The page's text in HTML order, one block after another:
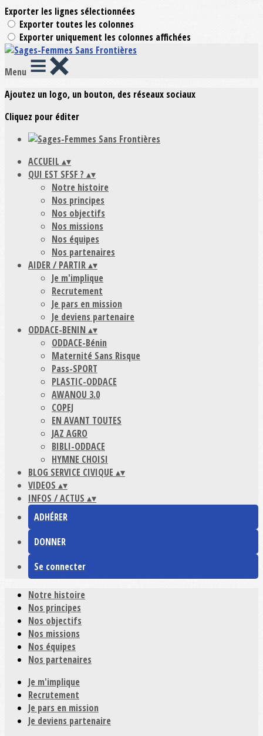
Exporter les lignes sélectionnées
Exporter toutes les colonnes
Exporter uniquement les colonnes affichées
Menu
Ajoutez un logo, un bouton, des réseaux sociaux
Cliquez pour éditer
ACCUEIL ▴▾
QUI EST SFSF ? ▴▾
Notre histoire
Nos principes
Nos objectifs
Nos missions
Nos équipes
Nos partenaires
AIDER / PARTIR▴▾
Je m'implique
Recrutement
Je pars en mission
Je deviens partenaire
ODDACE-BENIN ▴▾
ODDACE-Bénin
Maternité Sans Risque
Pass-SPORT
PLASTIC-ODDACE
AWANOU 3.0
COPEJ
EN AVANT TOUTES
JAZ AGRO
BIBLI-ODDACE
HYMNE CHOISI
BLOG SERVICE CIVIQUE ▴▾
VIDEOS ▴▾
INFOS / ACTUS ▴▾
ADHÉRER
DONNER
Se connecter
Notre histoire
Nos principes
Nos objectifs
Nos missions
Nos équipes
Nos partenaires
Je m'implique
Recrutement
Je pars en mission
Je deviens partenaire